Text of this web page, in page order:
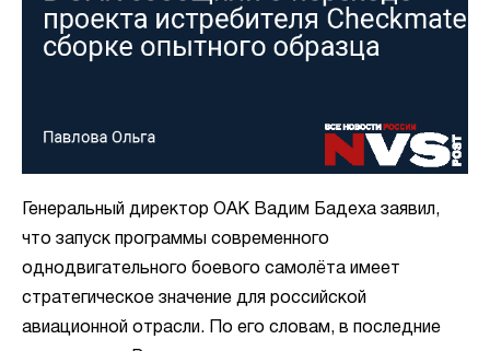
Генеральный директор ОАК Вадим Бадеха заявил,
что запуск программы современного
однодвигательного боевого самолёта имеет
стратегическое значение для российской
авиационной отрасли. По его словам, в последние